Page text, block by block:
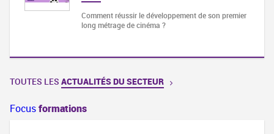
Comment réussir le développement de son premier
long métrage de cinéma ?
TOUTES LES ACTUALITÉS DU SECTEUR
Focusformations